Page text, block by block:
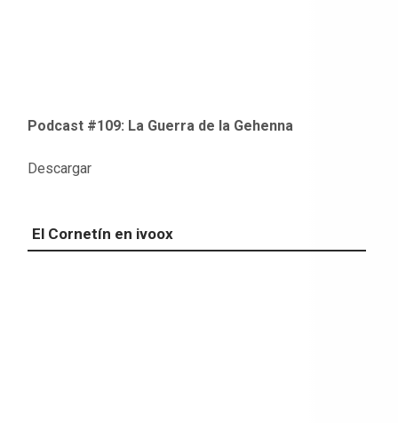
Podcast #109: La Guerra de la Gehenna
Descargar
El Cornetín en ivoox